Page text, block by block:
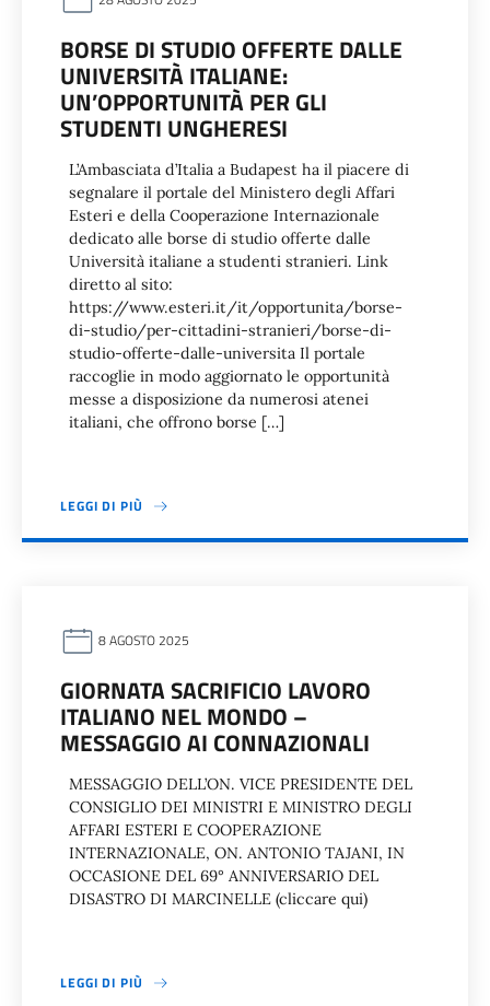
BORSE DI STUDIO OFFERTE DALLE
UNIVERSITÀ ITALIANE:
UN’OPPORTUNITÀ PER GLI
STUDENTI UNGHERESI
L’Ambasciata d’Italia a Budapest ha il piacere di
segnalare il portale del Ministero degli Affari
Esteri e della Cooperazione Internazionale
dedicato alle borse di studio offerte dalle
Università italiane a studenti stranieri. Link
diretto al sito:
https://www.esteri.it/it/opportunita/borse-
di-studio/per-cittadini-stranieri/borse-di-
studio-offerte-dalle-universita Il portale
raccoglie in modo aggiornato le opportunità
messe a disposizione da numerosi atenei
italiani, che offrono borse […]
LEGGI DI PIÙ
8 AGOSTO 2025
GIORNATA SACRIFICIO LAVORO
ITALIANO NEL MONDO –
MESSAGGIO AI CONNAZIONALI
MESSAGGIO DELL’ON. VICE PRESIDENTE DEL
CONSIGLIO DEI MINISTRI E MINISTRO DEGLI
AFFARI ESTERI E COOPERAZIONE
INTERNAZIONALE, ON. ANTONIO TAJANI, IN
OCCASIONE DEL 69° ANNIVERSARIO DEL
DISASTRO DI MARCINELLE (cliccare qui)
LEGGI DI PIÙ